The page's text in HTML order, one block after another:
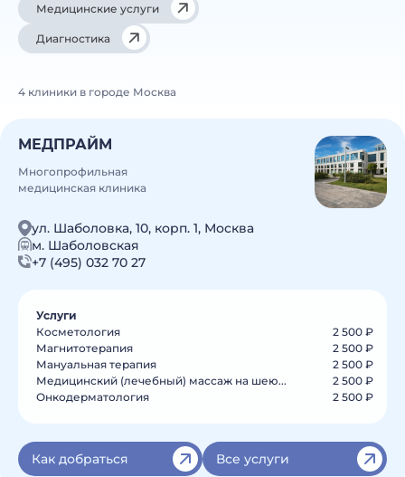
Медицинские услуги
Диагностика
4 клиники в городе Москва
МЕДПРАЙМ
Многопрофильная
медицинская клиника
ул. Шаболовка, 10, корп. 1, Москва
м. Шаболовская
+7 (495) 032 70 27
Услуги
Косметология
2 500 ₽
Магнитотерапия
2 500 ₽
Мануальная терапия
2 500 ₽
Медицинский (лечебный) массаж на шею...
2 500 ₽
Онкодерматология
2 500 ₽
Как добраться Все услуги